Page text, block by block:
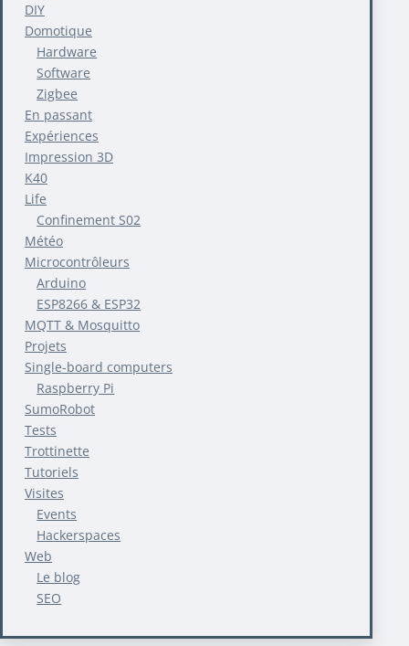
DIY
Domotique
Hardware
Software
Zigbee
En passant
Expériences
Impression 3D
K40
Life
Confinement S02
Météo
Microcontrôleurs
Arduino
ESP8266 & ESP32
MQTT & Mosquitto
Projets
Single-board computers
Raspberry Pi
SumoRobot
Tests
Trottinette
Tutoriels
Visites
Events
Hackerspaces
Web
Le blog
SEO